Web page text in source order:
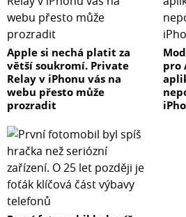
Apple si nechá platit za
větší soukromí. Private
Relay v iPhonu vás na
webu přesto může
prozradit
pro